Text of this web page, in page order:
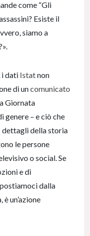
come “Gli
Esiste il
siamo a
i dati Istatnon
di uncomunicato
Giornata
genere – e ciò che
dettagli della storia
le persone
o social. Se
e di
dalla
un’azione